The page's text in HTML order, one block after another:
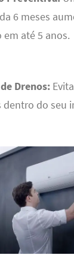
6 meses
até 5 anos.
Drenos:
dentro do seu